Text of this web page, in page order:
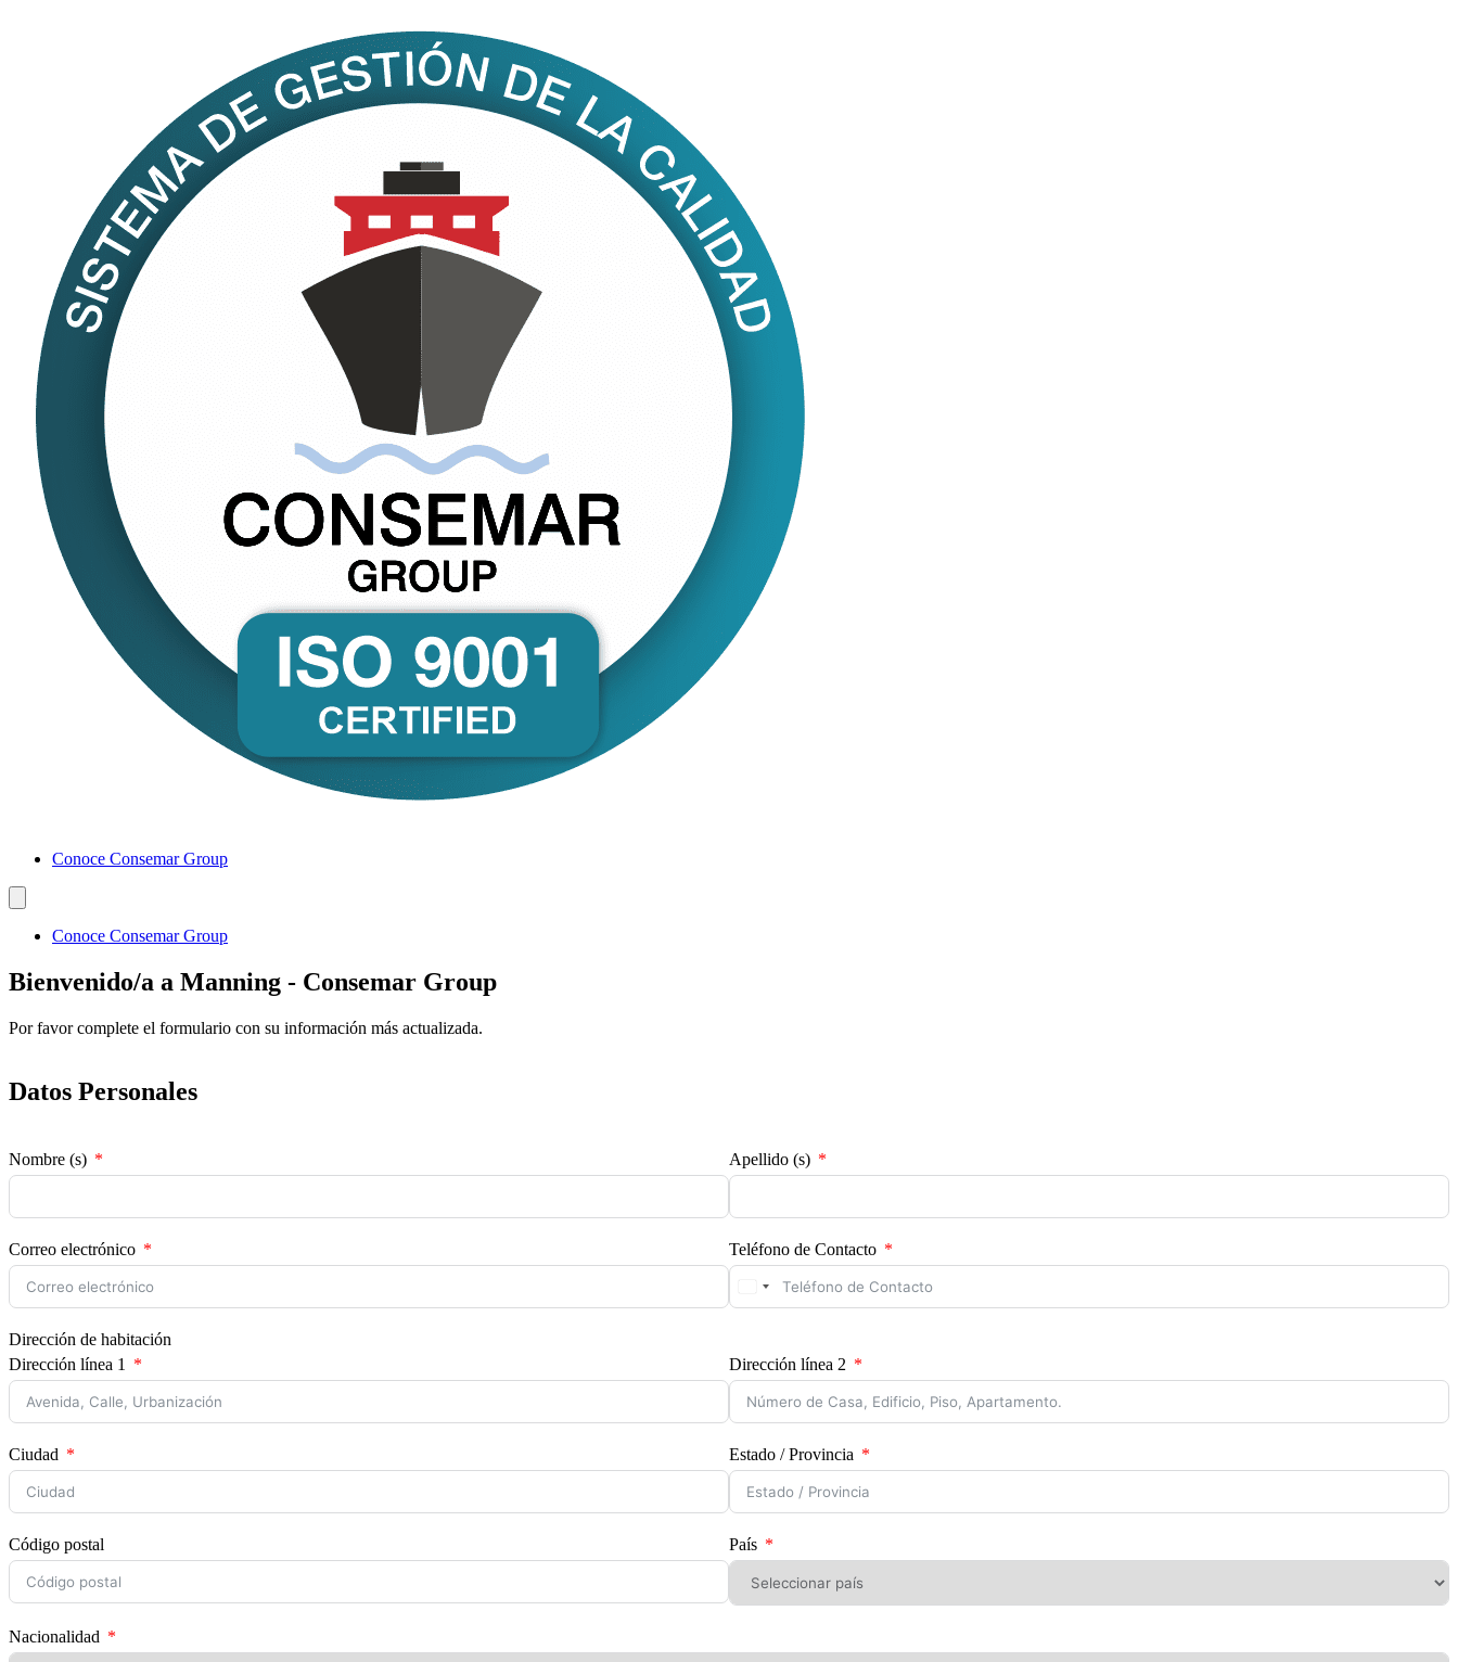
Conoce Consemar Group
Conoce Consemar Group
Bienvenido/a a Manning - Consemar Group
Por favor complete el formulario con su información más actualizada.
Datos Personales
Nombre (s) Apellido (s)
Correo electrónico Teléfono de Contacto
Dirección de habitación
Dirección línea 1
Dirección línea 2
Ciudad Estado / Provincia
Código postal País
Nacionalidad